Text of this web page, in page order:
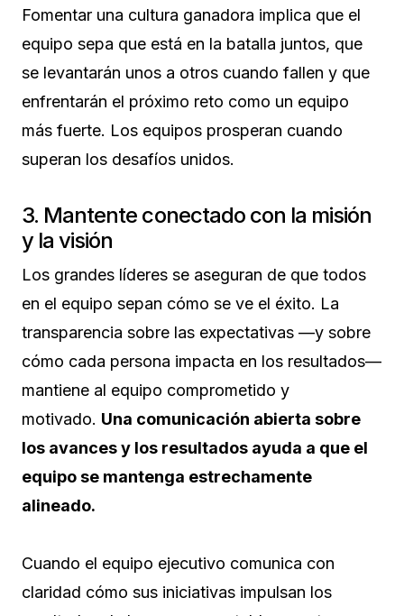
Fomentar una cultura ganadora implica que el
equipo sepa que está en la batalla juntos, que
se levantarán unos a otros cuando fallen y que
enfrentarán el próximo reto como un equipo
más fuerte. Los equipos prosperan cuando
superan los desafíos unidos.
3. Mantente conectado con la misión
y la visión
Los grandes líderes se aseguran de que todos
en el equipo sepan cómo se ve el éxito. La
transparencia sobre las expectativas —y sobre
cómo cada persona impacta en los resultados—
mantiene al equipo comprometido y
motivado. Una comunicación abierta sobre
los avances y los resultados ayuda a que el
equipo se mantenga estrechamente
alineado.
Cuando el equipo ejecutivo comunica con
claridad cómo sus iniciativas impulsan los